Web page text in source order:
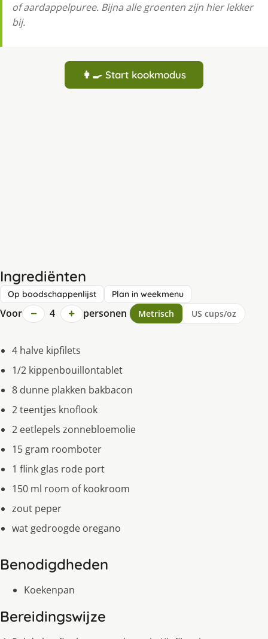
of aardappelpuree. Bijna alle groenten zijn hier lekker
bij.
👩‍🍳 Start kookmodus
Ingrediënten
Op boodschappenlijst Plan in weekmenu
Voor − 4 + personen Metrisch US cups/oz
4 halve kipfilets
1/2 kippenbouillontablet
8 dunne plakken bakbacon
2 teentjes knoflook
2 eetlepels zonnebloemolie
15 gram roomboter
1 flink glas rode port
150 ml room of kookroom
zout peper
wat gedroogde oregano
Benodigdheden
Koekenpan
Bereidingswijze